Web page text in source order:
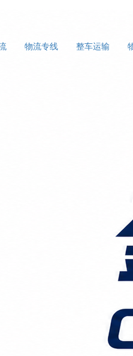
物流专线 整车运输
总出事？精